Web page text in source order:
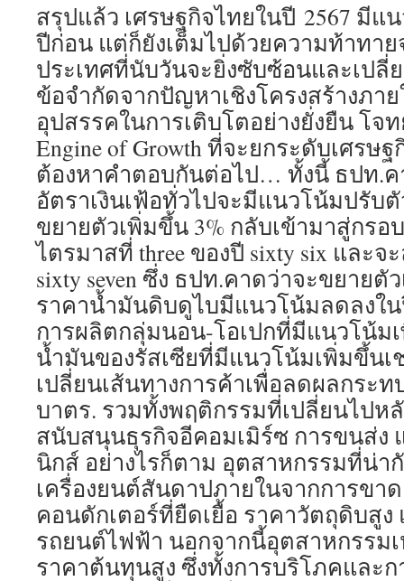
สรุปแล้ว เศรษฐกิจไทยในปี 2567 มี
ปีก่อน แต่ก็ยังเต็มไปด้วยความท้าทา
ประเทศที่นับวันจะยิ่งซับซ้อนและเปลี่
ข้อจำกัดจากปัญหาเชิงโครงสร้างภา
อุปสรรคในการเติบโตอย่างยั่งยืน โจ
Engine of Growth ที่จะยกระดับเศรษ
ต้องหาคำตอบกันต่อไป… ทั้งนี้ ธปท.
อัตราเงินเฟ้อทั่วไปจะมีแนวโน้มปรับ
ขยายตัวเพิ่มขึ้น 3% กลับเข้ามาสู่กรอ
ไตรมาสที่ three ของปี sixty six และจ
sixty seven ซึ่ง ธปท.คาดว่าจะขยายตั
ราคาน้ำมันดิบดูไบมีแนวโน้มลดลงใ
การผลิตกลุ่มนอน-โอเปกที่มีแนวโน้ม
น้ำมันของรัสเซียที่มีแนวโน้มเพิ่มขึ้นเ
เปลี่ยนเส้นทางการค้าเพื่อลดผลกระ
บาตร. รวมทั้งพฤติกรรมที่เปลี่ยนไปห
สนับสนุนธุรกิจอีคอมเมิร์ซ การขนส่ง
นิกส์ อย่างไรก็ตาม อุตสาหกรรมที่น่า
เครื่องยนต์สันดาปภายในจากการขา
คอนดักเตอร์ที่ยืดเยื้อ ราคาวัตถุดิบสู
รถยนต์ไฟฟ้า นอกจากนี้อุตสาหกรรม
ราคาต้นทุนสูง ซึ่งทั้งการบริโภคและก